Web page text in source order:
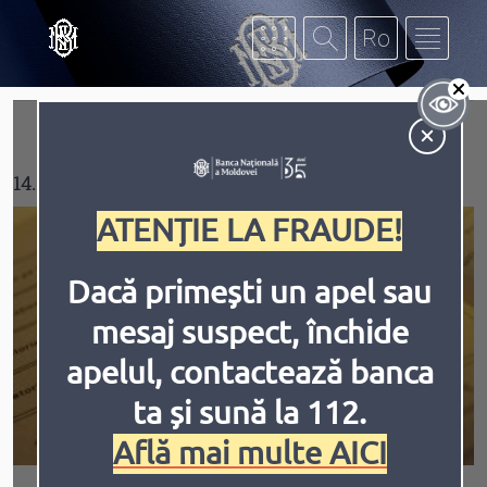
Mergi la conţinutul principal
Inversiune Animațiile
ATENȚIE LA FRAUDE!
Dacă primești un apel sau
mesaj suspect, închide
apelul, contactează banca
ta și sună la 112.
Află mai multe AICI
14.05.2026